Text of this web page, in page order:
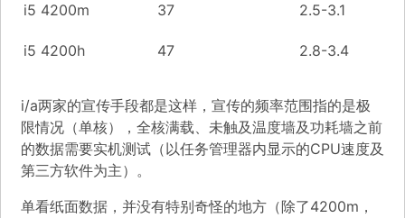
i5 4200m 37 2.5-3.1
i5 4200h 47 2.8-3.4
i/a两家的宣传手段都是这样，宣传的频率范围指的是极
限情况（单核），全核满载、未触及温度墙及功耗墙之前
的数据需要实机测试（以任务管理器内显示的CPU速度及
第三方软件为主）。
单看纸面数据，并没有特别奇怪的地方（除了4200m，